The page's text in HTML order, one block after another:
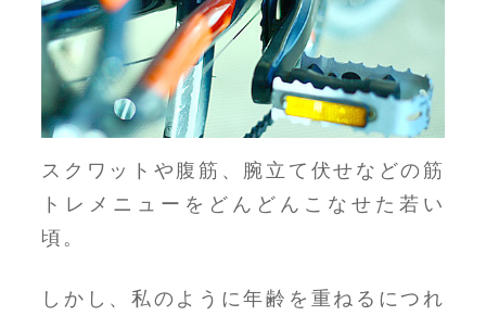
スクワットや腹筋、腕立て伏せなどの筋
トレメニューをどんどんこなせた若い
頃。
しかし、私のように年齢を重ねるにつれ